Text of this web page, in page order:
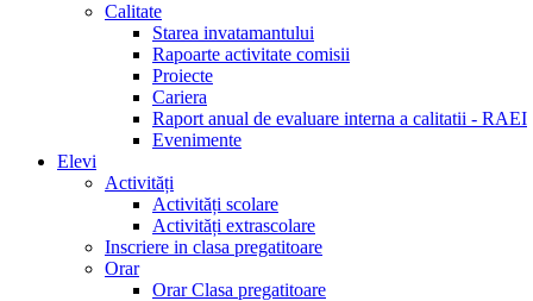
Calitate
Starea invatamantului
Rapoarte activitate comisii
Proiecte
Cariera
Raport anual de evaluare interna a calitatii - RAEI
Evenimente
Elevi
Activități
Activități scolare
Activități extrascolare
Inscriere in clasa pregatitoare
Orar
Orar Clasa pregatitoare